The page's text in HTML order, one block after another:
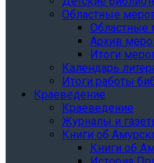
Областные
Областные
Архив
Итоги
Календарь
Итоги работы
Краеведение
Краеведение
Журналы и
Книги об
Книги об